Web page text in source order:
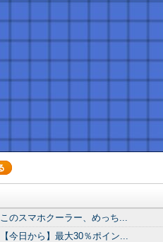
このスマホクーラー、めっち...
【今日から】最大30％ポイン...